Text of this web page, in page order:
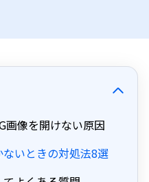
画像を開けない原因
いときの対処法8選